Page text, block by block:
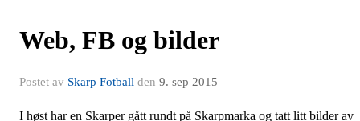
Web, FB og bilder
Postet av Skarp Fotball den 9. sep 2015
I høst har en Skarper gått rundt på Skarpmarka og tatt litt bilder av